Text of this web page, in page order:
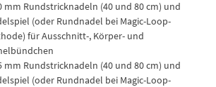
mm Rundstricknadeln (40 und 80 cm) und
(oder Rundnadel bei Magic-Loop-
für Ausschnitt-, Körper- und
mm Rundstricknadeln (40 und 80 cm) und
(oder Rundnadel bei Magic-Loop-